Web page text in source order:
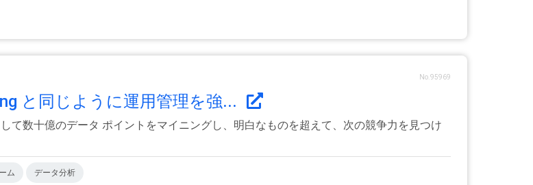
No.95969
と同じように運用管理を強...
て数十億のデータ ポイントをマイニングし、明白なものを超えて、次の競争力を見つけ
ム データ分析